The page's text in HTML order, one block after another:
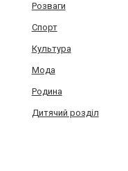
Розваги
Спорт
Культура
Мода
Родина
Дитячий розділ